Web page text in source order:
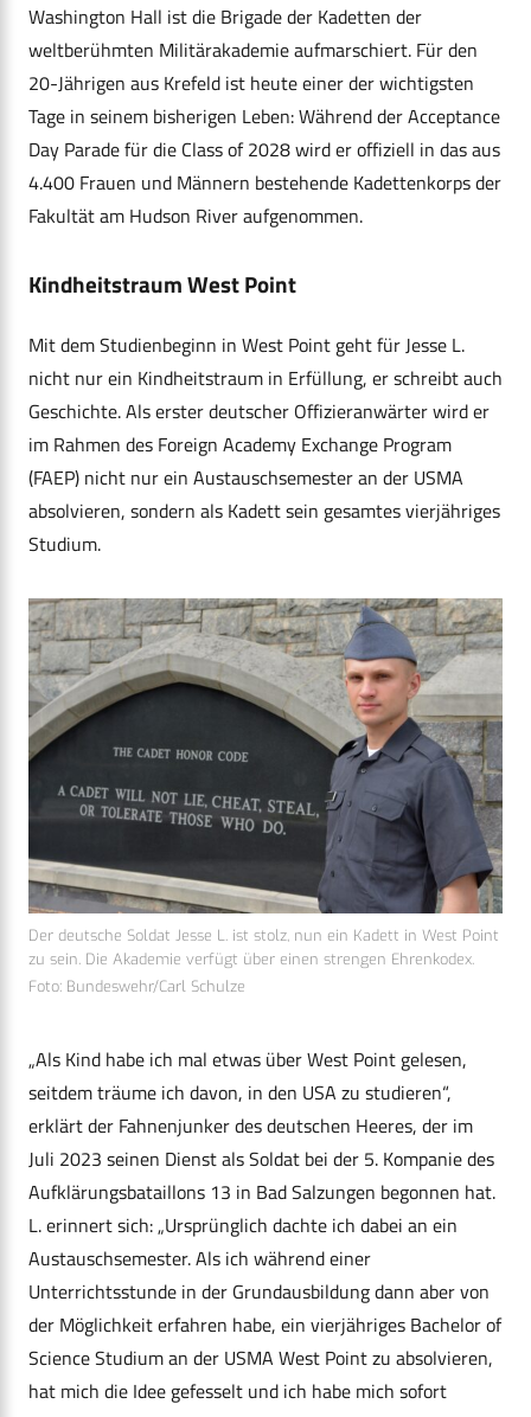
Washington Hall ist die Brigade der Kadetten der
weltberühmten Militärakademie aufmarschiert. Für den
20-Jährigen aus Krefeld ist heute einer der wichtigsten
Tage in seinem bisherigen Leben: Während der Acceptance
Day Parade für die Class of 2028 wird er offiziell in das aus
4.400 Frauen und Männern bestehende Kadettenkorps der
Fakultät am Hudson River aufgenommen.
Kindheitstraum West Point
Mit dem Studienbeginn in West Point geht für Jesse L.
nicht nur ein Kindheitstraum in Erfüllung, er schreibt auch
Geschichte. Als erster deutscher Offizieranwärter wird er
im Rahmen des Foreign Academy Exchange Program
(FAEP) nicht nur ein Austauschsemester an der USMA
absolvieren, sondern als Kadett sein gesamtes vierjähriges
Studium.
Der deutsche Soldat Jesse L. ist stolz, nun ein Kadett in West Point
zu sein. Die Akademie verfügt über einen strengen Ehrenkodex.
Foto: Bundeswehr/Carl Schulze
„Als Kind habe ich mal etwas über West Point gelesen,
seitdem träume ich davon, in den USA zu studieren“,
erklärt der Fahnenjunker des deutschen Heeres, der im
Juli 2023 seinen Dienst als Soldat bei der 5. Kompanie des
Aufklärungsbataillons 13 in Bad Salzungen begonnen hat.
L. erinnert sich: „Ursprünglich dachte ich dabei an ein
Austauschsemester. Als ich während einer
Unterrichtsstunde in der Grundausbildung dann aber von
der Möglichkeit erfahren habe, ein vierjähriges Bachelor of
Science Studium an der USMA West Point zu absolvieren,
hat mich die Idee gefesselt und ich habe mich sofort